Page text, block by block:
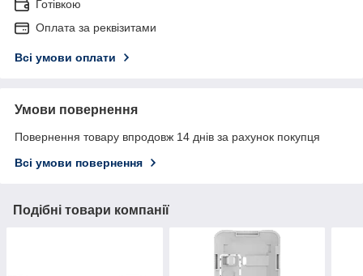
Готівкою
Оплата за реквізитами
Всі умови оплати
Умови повернення
Повернення товару впродовж 14 днів за рахунок покупця
Всі умови повернення
Подібні товари компанії